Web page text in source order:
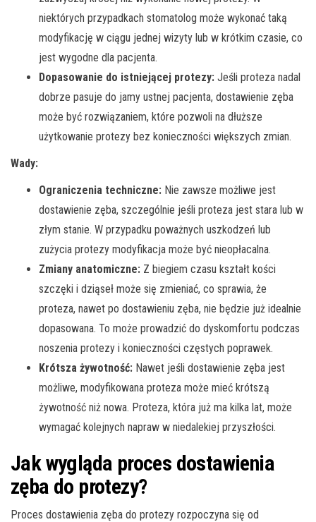
niektórych przypadkach stomatolog może wykonać taką
modyfikację w ciągu jednej wizyty lub w krótkim czasie, co
jest wygodne dla pacjenta.
Dopasowanie do istniejącej protezy: Jeśli proteza nadal
dobrze pasuje do jamy ustnej pacjenta, dostawienie zęba
może być rozwiązaniem, które pozwoli na dłuższe
użytkowanie protezy bez konieczności większych zmian.
Wady:
Ograniczenia techniczne: Nie zawsze możliwe jest
dostawienie zęba, szczególnie jeśli proteza jest stara lub w
złym stanie. W przypadku poważnych uszkodzeń lub
zużycia protezy modyfikacja może być nieopłacalna.
Zmiany anatomiczne: Z biegiem czasu kształt kości
szczęki i dziąseł może się zmieniać, co sprawia, że
proteza, nawet po dostawieniu zęba, nie będzie już idealnie
dopasowana. To może prowadzić do dyskomfortu podczas
noszenia protezy i konieczności częstych poprawek.
Krótsza żywotność: Nawet jeśli dostawienie zęba jest
możliwe, modyfikowana proteza może mieć krótszą
żywotność niż nowa. Proteza, która już ma kilka lat, może
wymagać kolejnych napraw w niedalekiej przyszłości.
Jak wygląda proces dostawienia
zęba do protezy?
Proces dostawienia zęba do protezy rozpoczyna się od